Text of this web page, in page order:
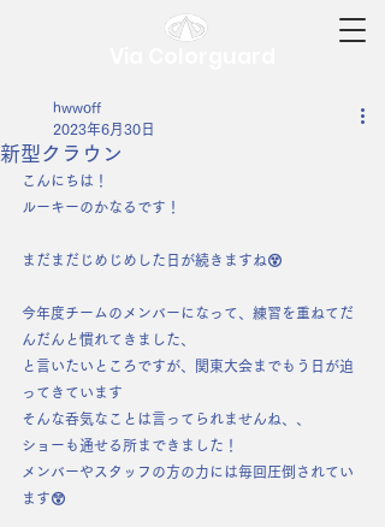
新型クラウン
hwwoff
2023年6月30日
こんにちは！
ルーキーのかなるです！
まだまだじめじめした日が続きますね😵
今年度チームのメンバーになって、練習を重ねてだ
んだんと慣れてきました、
と言いたいところですが、関東大会までもう日が迫
ってきています
そんな呑気なことは言ってられませんね、、
ショーも通せる所まできました！
メンバーやスタッフの方の力には毎回圧倒されてい
ます😲